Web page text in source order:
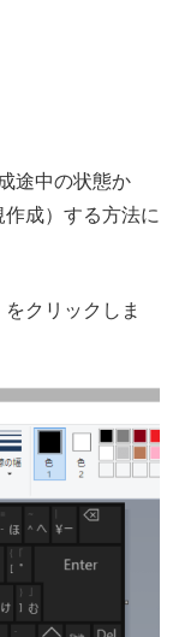
途中の状態か
成）する方法に
クリックしま